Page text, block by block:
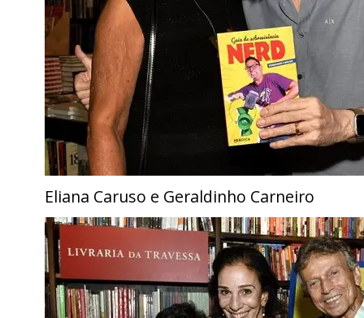
Eliana Caruso e Geraldinho Carneiro